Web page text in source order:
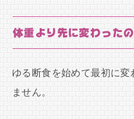
体重より先に変わった
ゆる断食を始めて最初に変
ません。